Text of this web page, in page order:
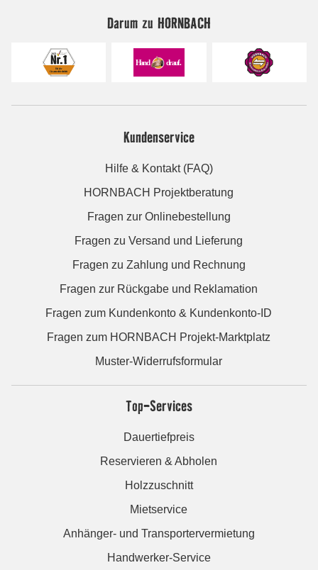
Darum zu HORNBACH
Kundenservice
Hilfe & Kontakt (FAQ)
HORNBACH Projektberatung
Fragen zur Onlinebestellung
Fragen zu Versand und Lieferung
Fragen zu Zahlung und Rechnung
Fragen zur Rückgabe und Reklamation
Fragen zum Kundenkonto & Kundenkonto-ID
Fragen zum HORNBACH Projekt-Marktplatz
Muster-Widerrufsformular
Top-Services
Dauertiefpreis
Reservieren & Abholen
Holzzuschnitt
Mietservice
Anhänger- und Transportervermietung
Handwerker-Service